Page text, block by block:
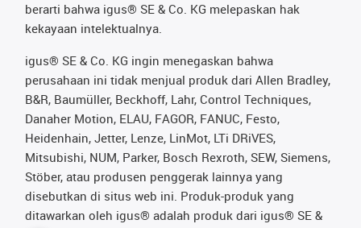
berarti bahwa igus® SE & Co. KG melepaskan hak
kekayaan intelektualnya.
igus® SE & Co. KG ingin menegaskan bahwa
perusahaan ini tidak menjual produk dari Allen Bradley,
B&R, Baumüller, Beckhoff, Lahr, Control Techniques,
Danaher Motion, ELAU, FAGOR, FANUC, Festo,
Heidenhain, Jetter, Lenze, LinMot, LTi DRiVES,
Mitsubishi, NUM, Parker, Bosch Rexroth, SEW, Siemens,
Stöber, atau produsen penggerak lainnya yang
disebutkan di situs web ini. Produk-produk yang
ditawarkan oleh igus® adalah produk dari igus® SE &